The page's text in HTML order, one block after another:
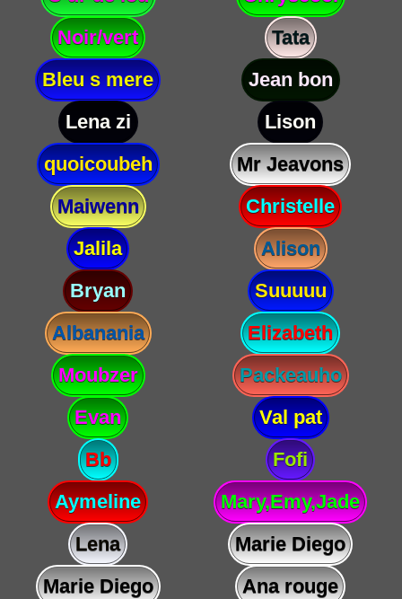
Noir/vert
Tata
Bleu s mere
Jean bon
Lena zi
Lison
quoicoubeh
Mr Jeavons
Maiwenn
Christelle
Jalila
Alison
Bryan
Suuuuu
Albanania
Elizabeth
Moubzer
Packeauho
Evan
Val pat
Bb
Fofi
Aymeline
Mary,Emy,Jade
Lena
Marie Diego
Marie Diego
Ana rouge